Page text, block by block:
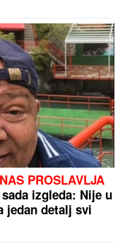
u luks apartmanu
(VIDEO)